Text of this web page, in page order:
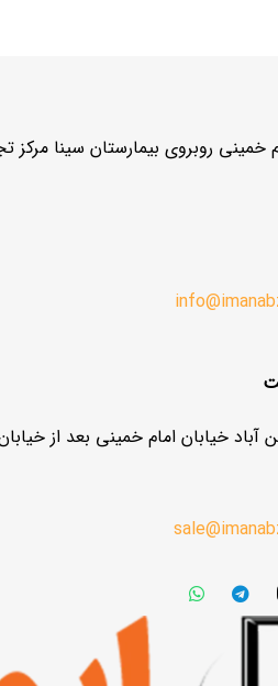
روبروی بیمارستان سینا مرکز تجاری رشید 3 طبقه
خیابان امام خمینی بعد از